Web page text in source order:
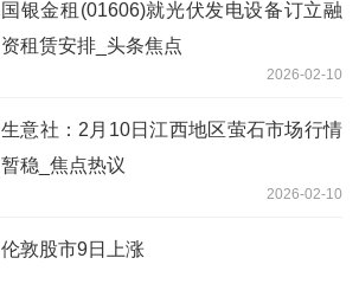
国银金租(01606)就光伏发电设备订立融
资租赁安排_头条焦点
2026-02-10
生意社：2月10日江西地区萤石市场行情
暂稳_焦点热议
2026-02-10
伦敦股市9日上涨